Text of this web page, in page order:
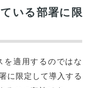
いる部署に限
適用するのではな
に限定して導入する